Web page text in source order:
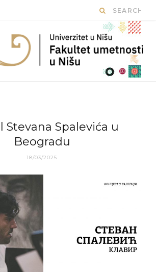
Stevana Spalevića u
Beogradu
18/03/2025